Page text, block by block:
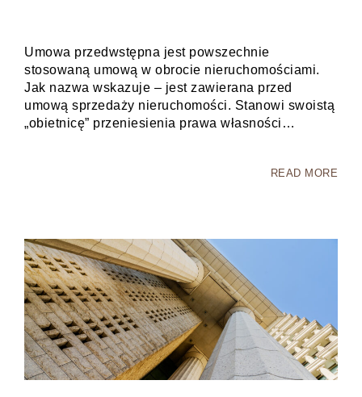
Umowa przedwstępna jest powszechnie
stosowaną umową w obrocie nieruchomościami.
Jak nazwa wskazuje – jest zawierana przed
umową sprzedaży nieruchomości. Stanowi swoistą
„obietnicę” przeniesienia prawa własności…
READ MORE